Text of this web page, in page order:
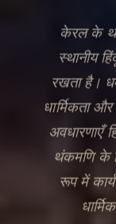
केरल के
स्थानीय
रखता है।
धार्मिकता
अवधारणाएँ
थंकमणि के
रूप में